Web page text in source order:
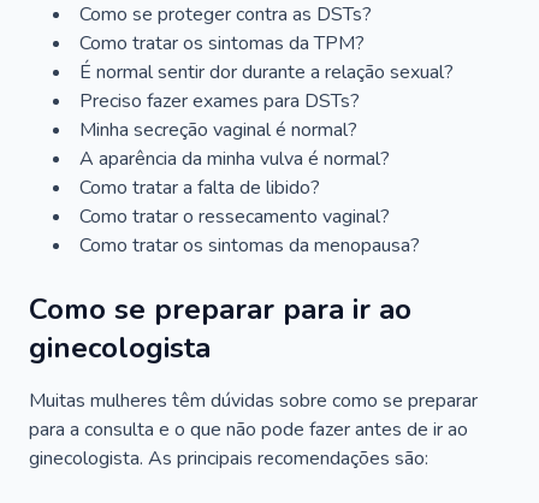
Como se proteger contra as DSTs?
Como tratar os sintomas da TPM?
É normal sentir dor durante a relação sexual?
Preciso fazer exames para DSTs?
Minha secreção vaginal é normal?
A aparência da minha vulva é normal?
Como tratar a falta de libido?
Como tratar o ressecamento vaginal?
Como tratar os sintomas da menopausa?
Como se preparar para ir ao
ginecologista
Muitas mulheres têm dúvidas sobre como se preparar
para a consulta e o que não pode fazer antes de ir ao
ginecologista. As principais recomendações são: